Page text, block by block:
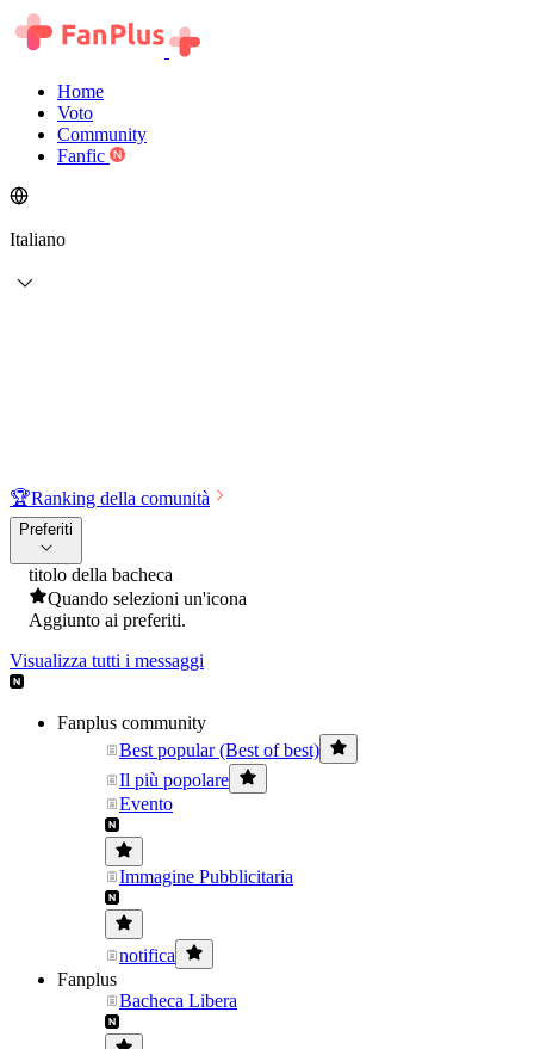
Home
Voto
Community
Fanfic
Italiano
🏆Ranking della comunità
Preferiti
titolo della bacheca
Quando selezioni un'icona
Aggiunto ai preferiti.
Visualizza tutti i messaggi
Fanplus community
Best popular (Best of best)
Il più popolare
Evento
Immagine Pubblicitaria
notifica
Fanplus
Bacheca Libera